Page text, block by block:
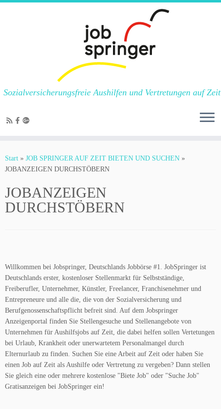
Inhalt
springen
Sozialversicherungsfreie Aushilfen und Vertretungen auf Zeit
Start » JOB SPRINGER AUF ZEIT BIETEN UND SUCHEN »
JOBANZEIGEN DURCHSTÖBERN
JOBANZEIGEN
DURCHSTÖBERN
Willkommen bei Jobspringer, Deutschlands Jobbörse #1. JobSpringer ist
Deutschlands erster, kostenloser Stellenmarkt für Selbstständige,
Freiberufler, Unternehmer, Künstler, Freelancer, Franchisenehmer und
Entrepreneure und alle die, die von der Sozialversicherung und
Berufgenossenschaftspflicht befreit sind. Auf dem Jobspringer
Anzeigenportal finden Sie Stellengesuche und Stellenangebote von
Unternehmen für Aushilfsjobs auf Zeit, die dabei helfen sollen Vertetungen
bei Urlaub, Krankheit oder unerwartetem Personalmangel durch
Elternurlaub zu finden. Suchen Sie eine Arbeit auf Zeit oder haben Sie
einen Job auf Zeit als Aushilfe oder Vertretung zu vergeben? Dann stellen
Sie gleich eine oder mehrere kostenlose "Biete Job" oder "Suche Job"
Gratisanzeigen bei JobSpringer ein!